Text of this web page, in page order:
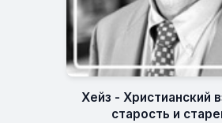
Хейз - Христианский
старость и